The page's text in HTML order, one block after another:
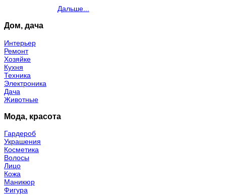
Дальше...
Дом, дача
Интерьер
Ремонт
Хозяйке
Кухня
Техника
Электроника
Дача
Животные
Мода, красота
Гардероб
Украшения
Косметика
Волосы
Лицо
Кожа
Маникюр
Фигура